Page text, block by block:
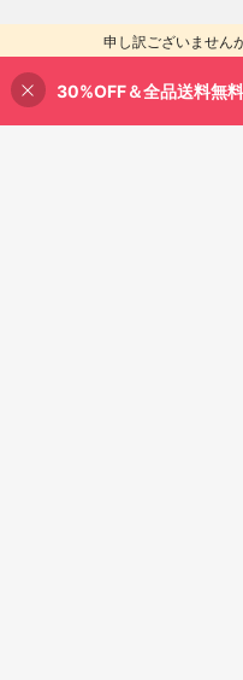
申し訳ございません
30%OFF＆全品送料無